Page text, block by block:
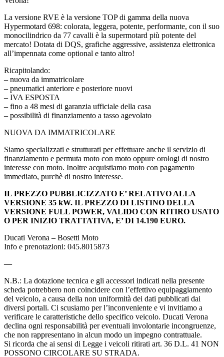
La versione RVE è la versione TOP di gamma della nuova
Hypermotard 698: colorata, leggera, potente, performante, con il suo
monocilindrico da 77 cavalli è la supermotard più potente del
mercato! Dotata di DQS, grafiche aggressive, assistenza elettronica
all’impennata come optional e tanto altro!
Ricapitolando:
– nuova da immatricolare
– pneumatici anteriore e posteriore nuovi
– IVA ESPOSTA
– fino a 48 mesi di garanzia ufficiale della casa
– possibilità di finanziamento a tasso agevolato
NUOVA DA IMMATRICOLARE
Siamo specializzati e strutturati per effettuare anche il servizio di
finanziamento e permuta moto con moto oppure orologi di nostro
interesse con moto. Inoltre acquistiamo moto con pagamento
immediato, purchè di nostro interesse.
IL PREZZO PUBBLICIZZATO E’ RELATIVO ALLA
VERSIONE 35 kW. IL PREZZO DI LISTINO DELLA
VERSIONE FULL POWER, VALIDO CON RITIRO USATO
O PER INIZIO TRATTATIVA, E’ DI 14.190 EURO.
Ducati Verona – Bosetti Moto
Info e prenotazioni: 045.8015873
—
N.B.: La dotazione tecnica e gli accessori indicati nella presente
scheda potrebbero non coincidere con l’effettivo equipaggiamento
del veicolo, a causa della non uniformità dei dati pubblicati dai
diversi portali. Ci scusiamo per l’inconveniente e vi invitiamo a
verificare le caratteristiche dello specifico veicolo. Ducati Verona
declina ogni responsabilità per eventuali involontarie incongruenze,
che non rappresentano in alcun modo un impegno contrattuale.
Si ricorda che ai sensi di Legge i veicoli ritirati art. 36 D.L. 41 NON
POSSONO CIRCOLARE SU STRADA.